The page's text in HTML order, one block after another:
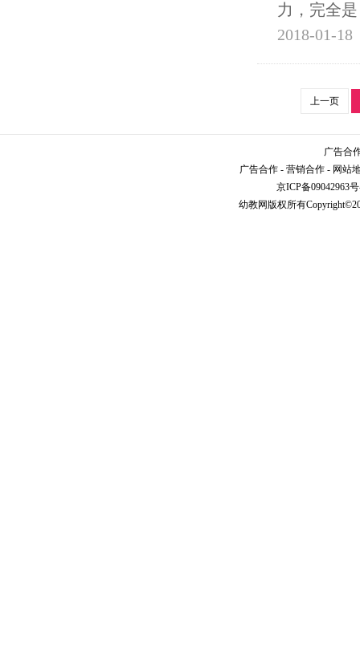
力，完全是
2018-01-18
上一页
广告合
广告合作 - 营销合作 - 网站
京ICP备09042963
幼教网版权所有